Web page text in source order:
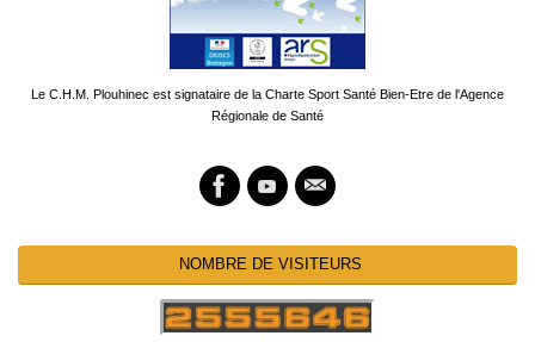
Le C.H.M. Plouhinec est signataire de la Charte Sport Santé Bien-Etre de l'Agence
Régionale de Santé
NOMBRE DE VISITEURS